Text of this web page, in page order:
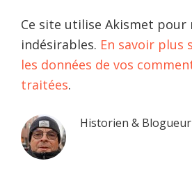
Ce site utilise Akismet pour
indésirables. En savoir plus
les données de vos
traitées.
Barre
latérale
Historien & Blogueur